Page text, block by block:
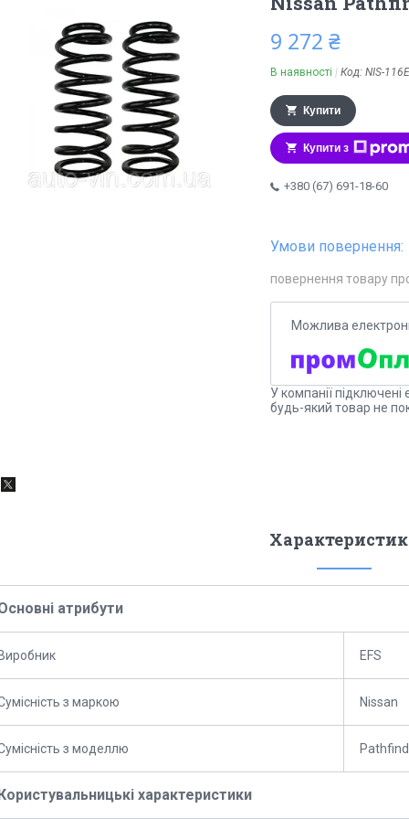
9 272 ₴
В наявності Код: NIS-116E
Купити
Купити з
+380 (67) 691-18-60
повернення товару
У компанії
будь-який товар не
атрибути
EFS
з маркою Nissan
з моделлю
характеристики